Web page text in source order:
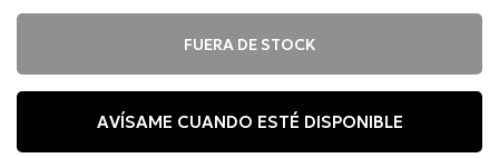
FUERA DE STOCK
AVÍSAME CUANDO ESTÉ DISPONIBLE